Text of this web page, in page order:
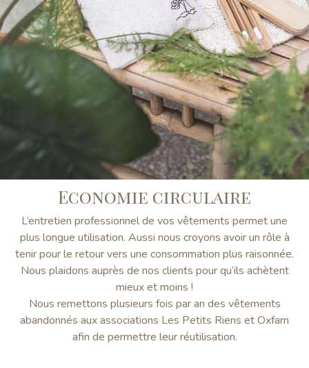
Economie circulaire
L’entretien professionnel de vos vêtements permet une
plus longue utilisation. Aussi nous croyons avoir un rôle à
tenir pour le retour vers une consommation plus raisonnée.
Nous plaidons auprès de nos clients pour qu’ils achètent
mieux et moins !
Nous remettons plusieurs fois par an des vêtements
abandonnés aux associations Les Petits Riens et Oxfam
afin de permettre leur réutilisation.